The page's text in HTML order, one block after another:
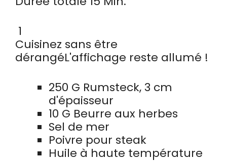
1
Cuisinez sans être
dérangéL'affichage reste allumé !
250 G Rumsteck, 3 cm
d'épaisseur
10 G Beurre aux herbes
Sel de mer
Poivre pour steak
Huile à haute température